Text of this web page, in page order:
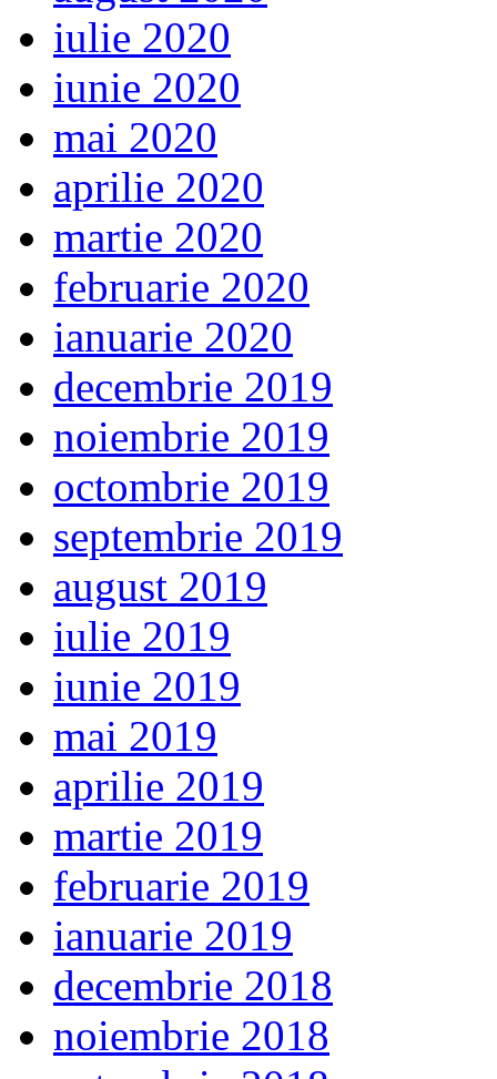
iulie 2020
iunie 2020
mai 2020
aprilie 2020
martie 2020
februarie 2020
ianuarie 2020
decembrie 2019
noiembrie 2019
octombrie 2019
septembrie 2019
august 2019
iulie 2019
iunie 2019
mai 2019
aprilie 2019
martie 2019
februarie 2019
ianuarie 2019
decembrie 2018
noiembrie 2018